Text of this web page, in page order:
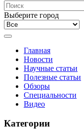
Выберите город
Главная
Новости
Научные статьи
Полезные статьи
Обзоры
Специальности
Видео
Категории